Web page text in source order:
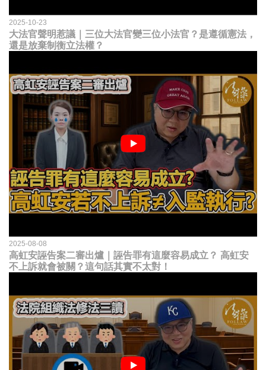
2025-10-23
大法官聲明惹議｜三位大法官變三位小法官？是遵循憲法，
還是放棄制衡立法權？
2025-08-08
高虹安誣告案二審出爐｜誣告罪有這麼容易成立？ 高虹安
不上訴就會被關？這句話其實不太對！